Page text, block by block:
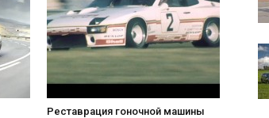
Реставрация гоночной машины